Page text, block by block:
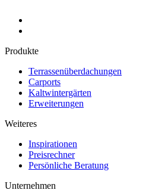
Produkte
Terrassenüberdachungen
Carports
Kaltwintergärten
Erweiterungen
Weiteres
Inspirationen
Preisrechner
Persönliche Beratung
Unternehmen